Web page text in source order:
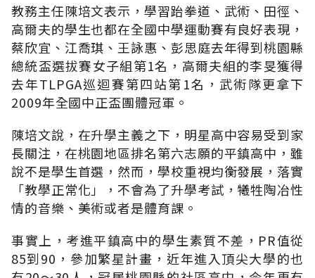
教務主任陳培文表示，學習跆拳道、武術、田徑、
高爾夫的學生也都在全國中學運動賽有良好表現，
蔡欣宜、江喬琪、王詠惠、彭思庭去年得到桃園縣
總統盃選拔賽女子組第1名，高爾夫組的李旻獲得
去年TLPGA巡迴賽第四站第1名，武術隊更拿下
2009年全國中正盃團體冠軍。
陳培文說，在升學主義之下，明星高中容易受到家
長關注，在桃園地區排名第六志願的平鎮高中，雖
說不是學生首選，然而，學校重視均衡發展，落實
「教學正常化」，不會為了升學考試，犧牲陶冶性
情的音樂、美術或者是體育課。
事實上，考進平鎮高中的學生素質不差，PR值從
85到90，參加繁星計畫，近年進入頂尖大學的也